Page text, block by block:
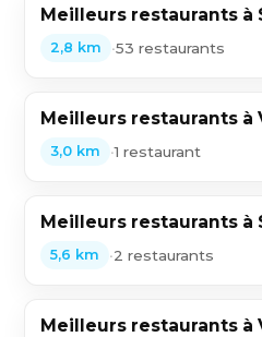
Meilleurs restaurants à
2,8 km •53 restaurants
Meilleurs restaurants à
3,0 km •1 restaurant
Meilleurs restaurants à
5,6 km •2 restaurants
Meilleurs restaurants à